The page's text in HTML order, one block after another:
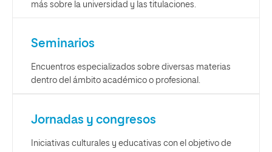
más sobre la universidad y las titulaciones.
Seminarios
Encuentros especializados sobre diversas materias
dentro del ámbito académico o profesional.
Jornadas y congresos
Iniciativas culturales y educativas con el objetivo de